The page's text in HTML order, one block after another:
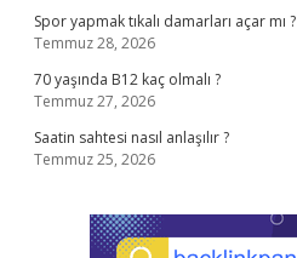
Spor yapmak tıkalı damarları açar mı ?
Temmuz 28, 2026
70 yaşında B12 kaç olmalı ?
Temmuz 27, 2026
Saatin sahtesi nasıl anlaşılır ?
Temmuz 25, 2026